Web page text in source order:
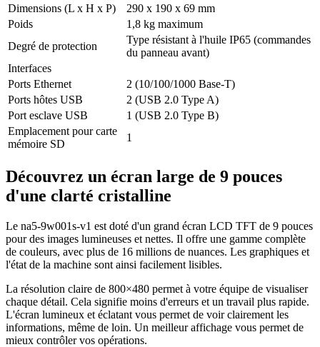
Dimensions (L x H x P)
290 x 190 x 69 mm
Poids
1,8 kg maximum
Degré de protection
Type résistant à l'huile IP65 (commandes
du panneau avant)
Interfaces
Ports Ethernet
2 (10/100/1000 Base-T)
Ports hôtes USB
2 (USB 2.0 Type A)
Port esclave USB
1 (USB 2.0 Type B)
Emplacement pour carte
mémoire SD
1
Découvrez un écran large de 9 pouces
d'une clarté cristalline
Le na5-9w001s-v1 est doté d'un grand écran LCD TFT de 9 pouces
pour des images lumineuses et nettes. Il offre une gamme complète
de couleurs, avec plus de 16 millions de nuances. Les graphiques et
l'état de la machine sont ainsi facilement lisibles.
La résolution claire de 800×480 permet à votre équipe de visualiser
chaque détail. Cela signifie moins d'erreurs et un travail plus rapide.
L'écran lumineux et éclatant vous permet de voir clairement les
informations, même de loin. Un meilleur affichage vous permet de
mieux contrôler vos opérations.